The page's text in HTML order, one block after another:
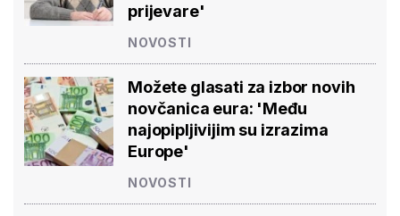
prijevare'
NOVOSTI
Možete glasati za izbor novih
novčanica eura: 'Među
najopipljivijim su izrazima
Europe'
NOVOSTI